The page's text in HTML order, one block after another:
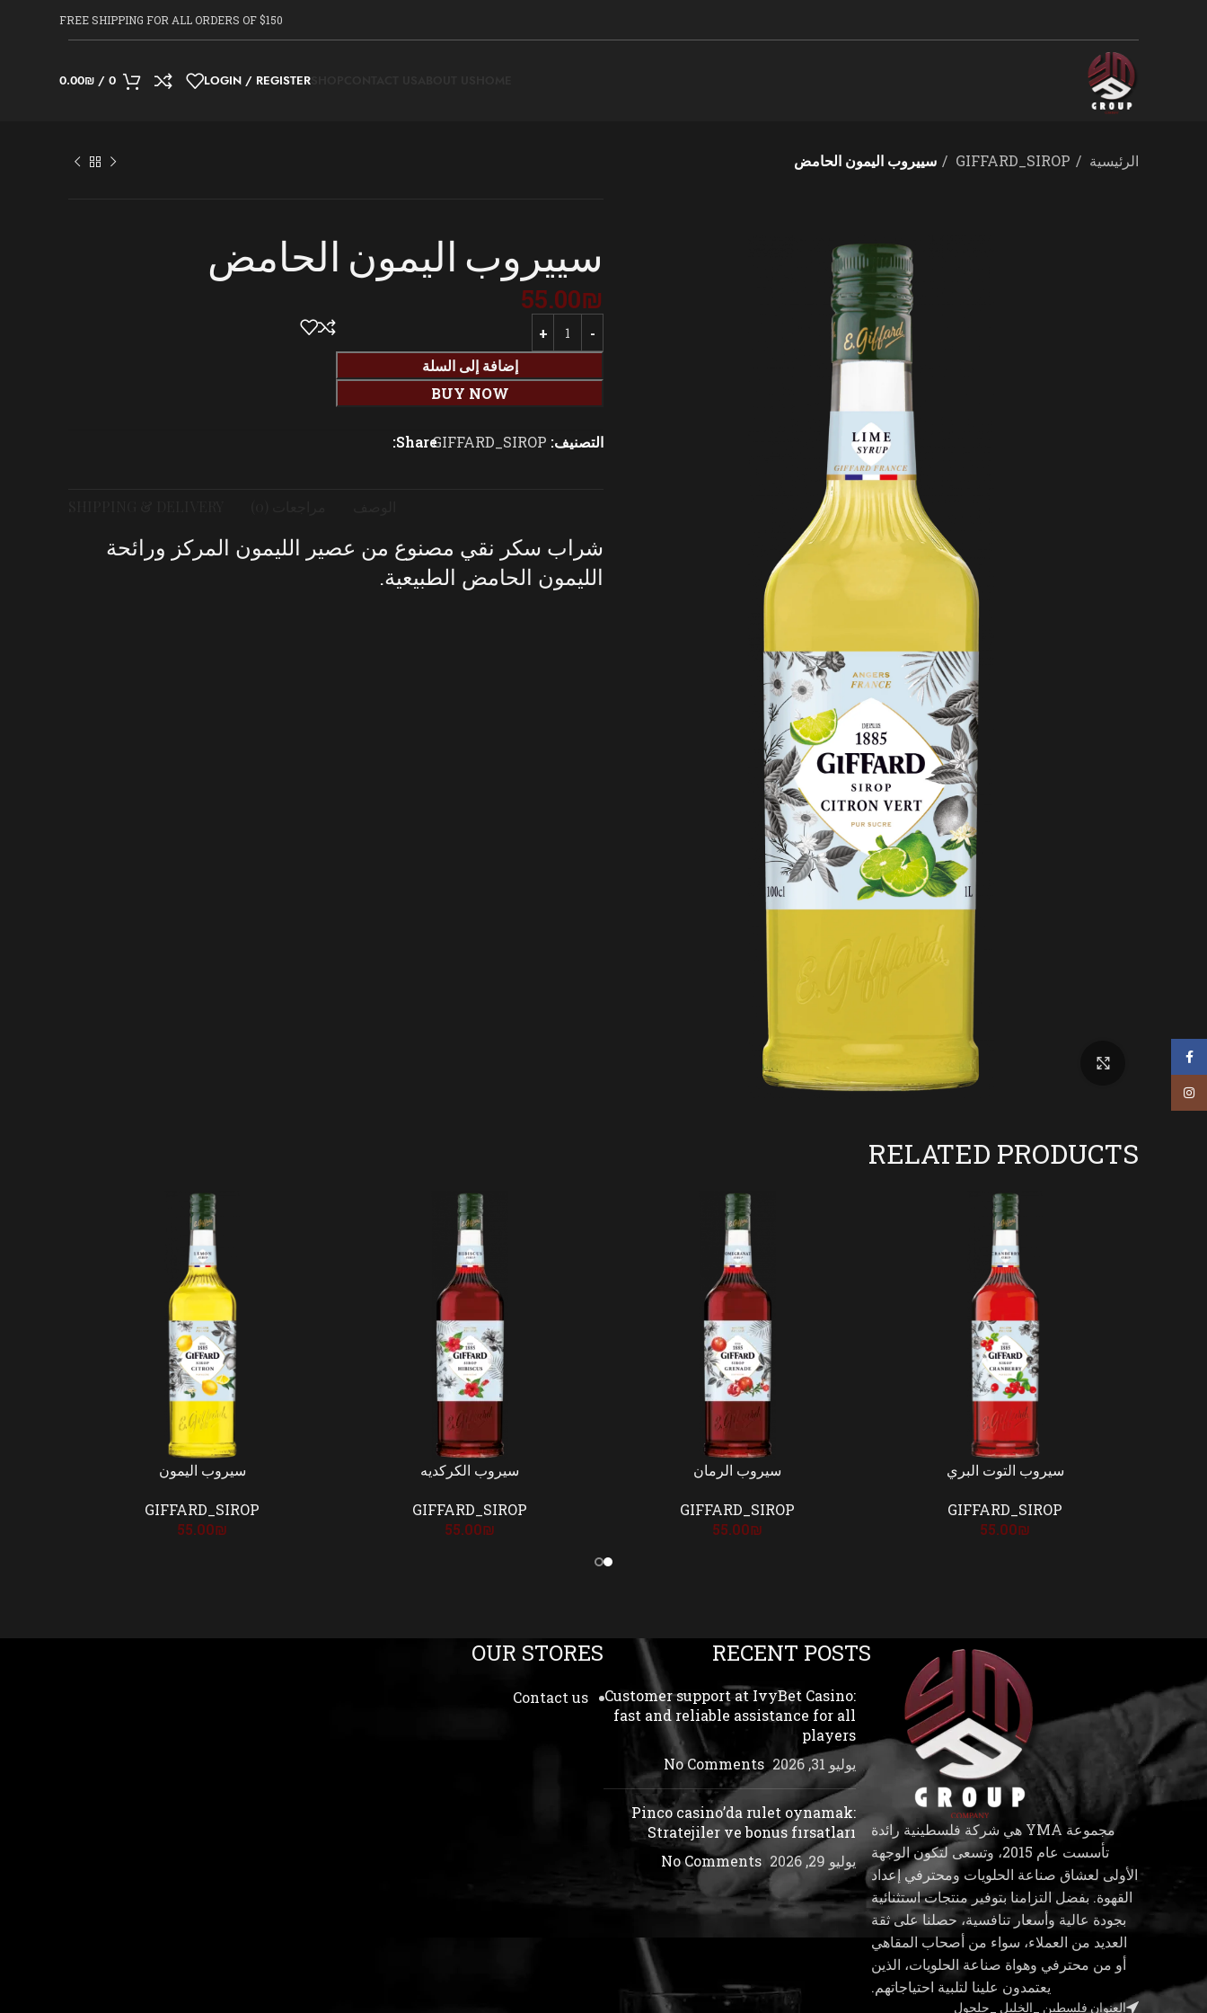
FREE SHIPPING FOR ALL ORDERS OF $150
LOGIN / REGISTER
0
/
0.00₪
الرئيسية GIFFARD_SIROP سييروب اليمون الحامض
Click to enlarge
سييروب اليمون الحامض
55.00₪
إضافة إلى السلة
BUY NOW
التصنيف: GIFFARD_SIROP
Share:
شراب سكر نقي مصنوع من عصير الليمون المركز ورائحة
الليمون الحامض الطبيعية.
RELATED PRODUCTS
سيروب التوت البري
GIFFARD_SIROP
55.00₪
سيروب الرمان
GIFFARD_SIROP
55.00₪
سيروب الكركديه
GIFFARD_SIROP
55.00₪
سيروب اليمون
GIFFARD_SIROP
55.00₪
مجموعة YMA هي شركة فلسطينية رائدة
تأسست عام 2015، وتسعى لتكون الوجهة
الأولى لعشاق صناعة الحلويات ومحترفي إعداد
القهوة. بفضل التزامنا بتوفير منتجات استثنائية
بجودة عالية وأسعار تنافسية، حصلنا على ثقة
العديد من العملاء، سواء من أصحاب المقاهي
أو من محترفي وهواة صناعة الحلويات، الذين
يعتمدون علينا لتلبية احتياجاتهم.
العنوان فلسطين _الخليل _حلحول
RECENT POSTS
Customer support at IvyBet Casino:
fast and reliable assistance for all
players
يوليو 31, 2026
No Comments
Pinco casino’da rulet oynamak:
Stratejiler ve bonus fırsatları
يوليو 29, 2026
No Comments
OUR STORES
Contact us
Facebook